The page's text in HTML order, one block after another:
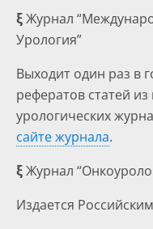
ξЖурнал
Урология”
Выходит один раз в
рефератов статей
урологических
сайте журнала.
ξЖурнал
Издается